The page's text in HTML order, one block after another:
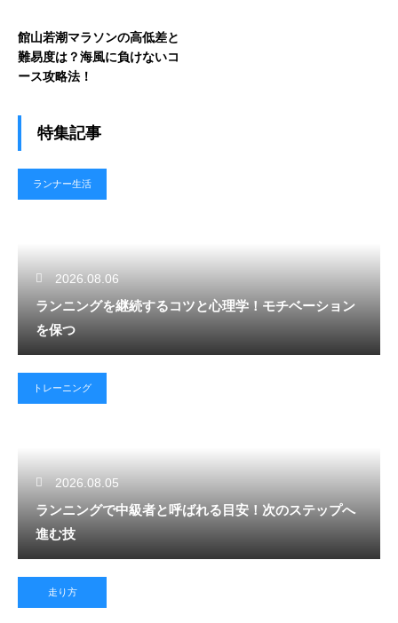
館山若潮マラソンの高低差と
難易度は？海風に負けないコ
ース攻略法！
特集記事
ランナー生活
2026.08.06
ランニングを継続するコツと心理学！モチベーション
を保つ
トレーニング
2026.08.05
ランニングで中級者と呼ばれる目安！次のステップへ
進む技
走り方